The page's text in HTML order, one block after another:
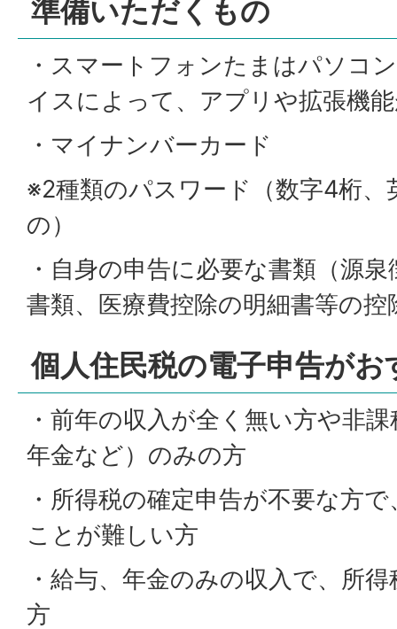
準備いただくもの
・スマートフォンたまはパソコ
イスによって、アプリや拡張機
・マイナンバーカード
※2種類のパスワード（数字4桁、
の）
・自身の申告に必要な書類（源
書類、医療費控除の明細書等の
個人住民税の電子申告がお
・前年の収入が全く無い方や非
年金など）のみの方
・所得税の確定申告が不要な方
ことが難しい方
・給与、年金のみの収入で、所
方